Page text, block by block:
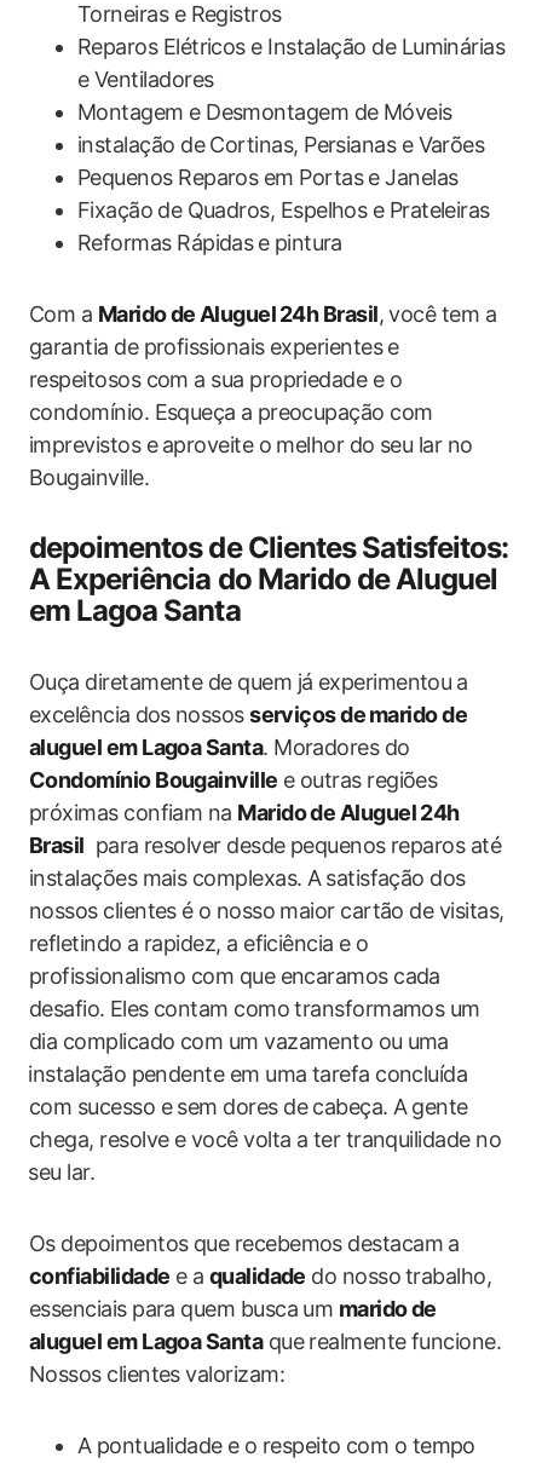
Torneiras e Registros
Reparos Elétricos e Instalação de​ Luminárias‌
e Ventiladores
Montagem e Desmontagem de Móveis
instalação de Cortinas, Persianas e Varões
Pequenos Reparos em‌ Portas e Janelas
Fixação ⁣de Quadros, Espelhos e Prateleiras
Reformas Rápidas ⁢e⁢ pintura
Com a Marido de ⁣Aluguel⁢ 24h ‌Brasil, ‌você tem a
garantia de profissionais experientes e
respeitosos com a sua propriedade e o
condomínio. Esqueça a ⁢preocupação com
imprevistos e⁤ aproveite o melhor‌ do seu lar no
Bougainville.
depoimentos de Clientes Satisfeitos:
A Experiência do Marido de Aluguel
em Lagoa Santa
Ouça diretamente de quem já experimentou ⁣a
excelência ⁤dos⁤ nossosserviços de⁣ marido de
aluguel em Lagoa Santa. Moradores do
Condomínio Bougainville e outras regiões
próximas‍ confiam na Marido de Aluguel 24h
Brasil ‍ para resolver​ desde pequenos reparos até
instalações mais complexas. A ⁣satisfação dos
nossos clientes é⁤ o nosso maior cartão de visitas,
refletindo‍ a rapidez, a eficiência e o
profissionalismo com que encaramos cada
desafio. ⁢Eles contam como transformamos um‌
dia complicado com um‍ vazamento ou⁤ uma
⁣instalação pendente em uma tarefa concluída
com sucesso e sem dores de cabeça. A⁤ gente
chega, resolve e‍ você volta ‍a ter tranquilidade no
⁣seu lar.
Os depoimentos que recebemos ​destacam a
confiabilidade e ‍a qualidade do nosso ⁣trabalho,
essenciais para quem busca um marido de
aluguel em Lagoa​ Santaque realmente funcione.
Nossos clientes valorizam:
A pontualidade e o respeito​ com o tempo